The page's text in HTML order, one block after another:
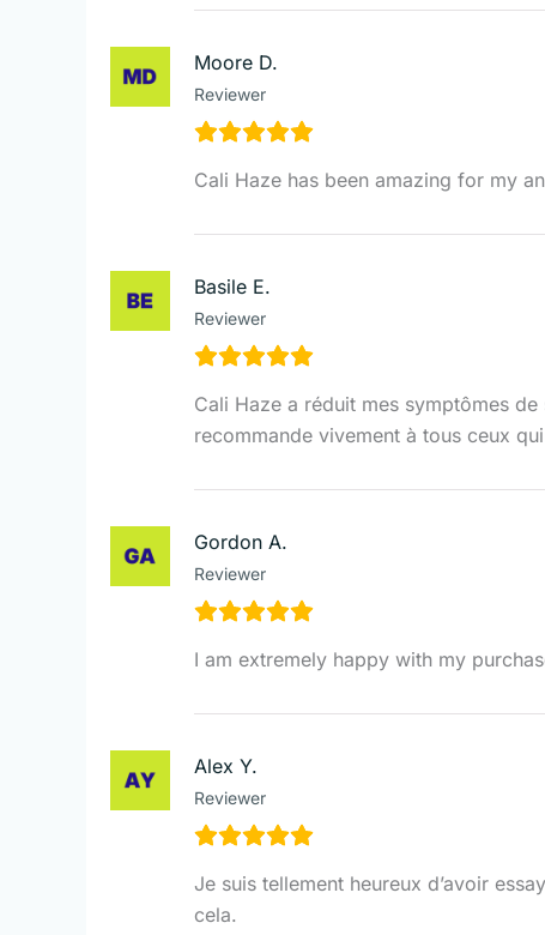
Moore D.
Reviewer
Cali Haze has been amazing for my
Basile E.
Reviewer
Cali Haze a réduit mes symptômes
recommande vivement à tous ceux
Gordon A.
Reviewer
I am extremely happy with my
Alex Y.
Reviewer
Je suis tellement heureux d’avoir
cela.